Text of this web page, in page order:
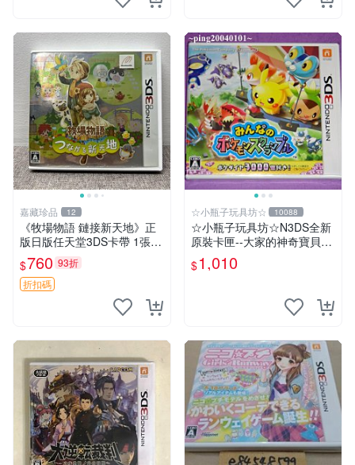
嘉藏珍品 12
《牧場物語 鏈接新天地》正
版日版任天堂3DS卡帶 1張，
同時購第二張起可減張， 成
色如圖，原相機拍攝，一卡一
拍，因相機，光線環境等因
素，成色可能與實物
$760 93折
折扣碼
☆小瓶子玩具坊☆ 10088
☆小瓶子玩具坊☆N3DS全新
原裝卡匣--大家的神奇寶貝亂
戰 (日版)
$1,010